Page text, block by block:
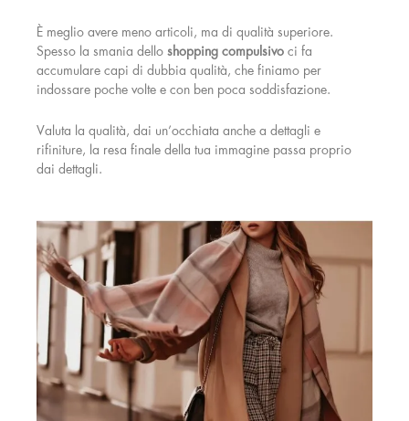
È meglio avere meno articoli, ma di qualità superiore.
Spesso la smania dello shopping compulsivo ci fa
accumulare capi di dubbia qualità, che finiamo per
indossare poche volte e con ben poca soddisfazione.
Valuta la qualità, dai un’occhiata anche a dettagli e
rifiniture, la resa finale della tua immagine passa proprio
dai dettagli.